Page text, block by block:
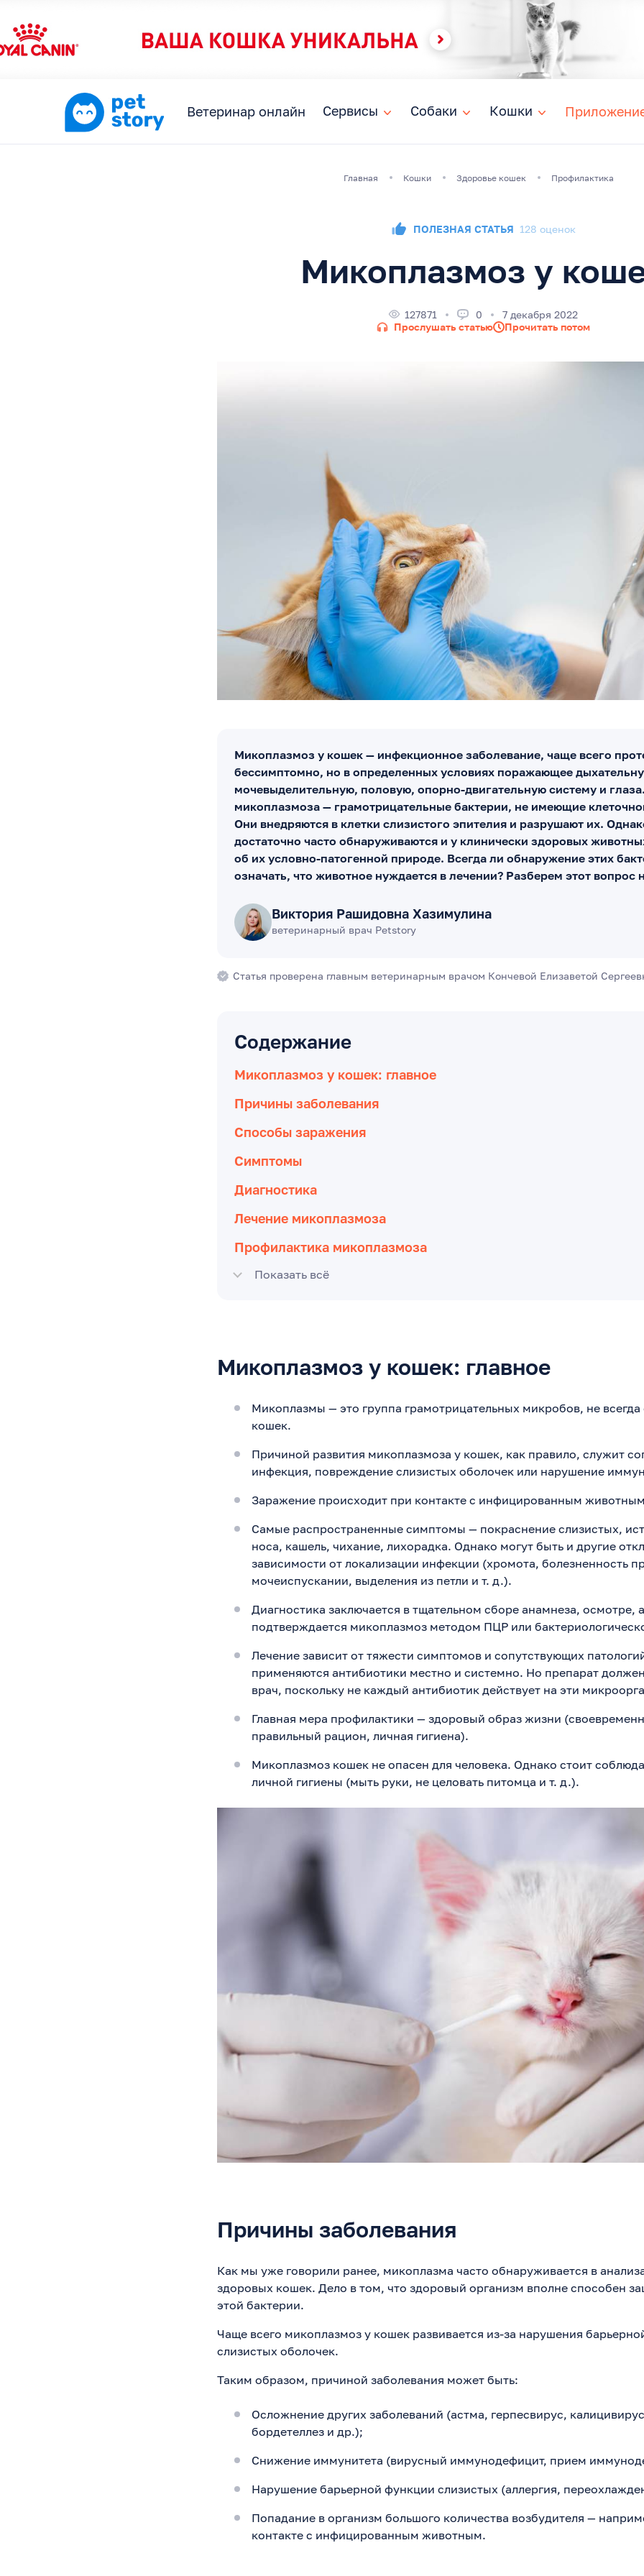
Ветеринар онлайн Сервисы
Сервисы Собаки
Собаки Кошки
Кошки
Главная Кошки Здоровье кошек Профилактика
ПОЛЕЗНАЯ СТАТЬЯ 128 оценок
Микоплазмоз у
127871 0
7 декабря 2022
Прослушать статью
Прочитать потом
Микоплазмоз у кошек — инфекционное заболевание, чаще всего
бессимптомно, но в определенных условиях поражающее
мочевыделительную, половую, опорно-двигательную систему и
микоплазмоза — грамотрицательные бактерии, не имеющие
Они внедряются в клетки слизистого эпителия и разрушают их.
достаточно часто обнаруживаются и у клинически здоровых
об их условно-патогенной природе. Всегда ли обнаружение этих
означать, что животное нуждается в лечении? Разберем этот вопрос
Виктория Рашидовна Хазимулина
ветеринарный врач Petstory
Статья проверена главным ветеринарным врачом Кончевой Елизаветой
Содержание
Микоплазмоз у кошек: главное
Причины заболевания
Способы заражения
Симптомы
Диагностика
Лечение микоплазмоза
Профилактика микоплазмоза
Показать всё
Микоплазмоз у кошек: главное
Микоплазмы — это группа грамотрицательных микробов, не
кошек.
Причиной развития микоплазмоза у кошек, как правило, служит
инфекция, повреждение слизистых оболочек или нарушение
Заражение происходит при контакте с инфицированным
Самые распространенные симптомы — покраснение слизистых,
носа, кашель, чихание, лихорадка. Однако могут быть и другие
зависимости от локализации инфекции (хромота, болезненность
мочеиспускании, выделения из петли и т. д.).
Диагностика заключается в тщательном сборе анамнеза, осмотре,
подтверждается микоплазмоз методом ПЦР или
Лечение зависит от тяжести симптомов и сопутствующих
применяются антибиотики местно и системно. Но препарат
врач, поскольку не каждый антибиотик действует на эти
Главная мера профилактики — здоровый образ жизни
правильный рацион, личная гигиена).
Микоплазмоз кошек не опасен для человека. Однако стоит
личной гигиены (мыть руки, не целовать питомца и т. д.).
Причины заболевания
Как мы уже говорили ранее, микоплазма часто обнаруживается в
здоровых кошек. Дело в том, что здоровый организм вполне способен
этой бактерии.
Чаще всего микоплазмоз у кошек развивается из-за нарушения
слизистых оболочек.
Таким образом, причиной заболевания может быть:
Осложнение других заболеваний (астма, герпесвирус,
бордетеллез и др.);
Снижение иммунитета (вирусный иммунодефицит, прием
Нарушение барьерной функции слизистых (аллергия,
Попадание в организм большого количества возбудителя —
контакте с инфицированным животным.